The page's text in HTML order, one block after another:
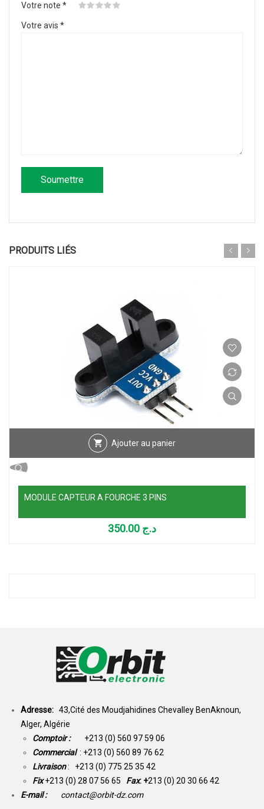
Votre note *
Votre avis *
PRODUITS LIÉS
Ajouter au panier
MODULE CAPTEUR A FOURCHE 3 PINS
د.ج
Adresse: 43,Cité des Moudjahidines Chevalley BenAknoun,
Alger, Algérie
Comptoir : +213 (0) 560 97 59 06
Commercial : +213 (0) 560 89 76 62
Livraison: +213 (0) 775 25 35 42
Fix +213 (0) 28 07 56 65 Fax: +213 (0) 20 30 66 42
E-mail :
contact@orbit-dz.com